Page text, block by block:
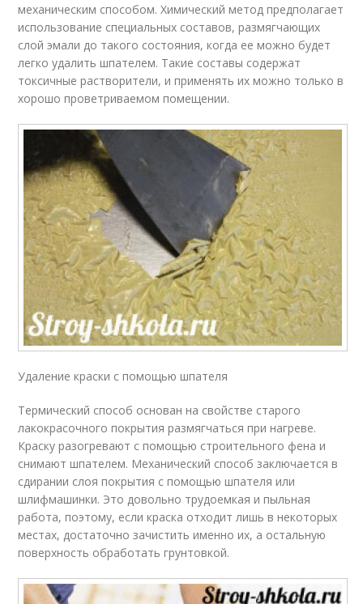
механическим способом. Химический метод предполагает
использование специальных составов, размягчающих
слой эмали до такого состояния, когда ее можно будет
легко удалить шпателем. Такие составы содержат
токсичные растворители, и применять их можно только в
хорошо проветриваемом помещении.
Удаление краски с помощью шпателя
Термический способ основан на свойстве старого
лакокрасочного покрытия размягчаться при нагреве.
Краску разогревают с помощью строительного фена и
снимают шпателем. Механический способ заключается в
сдирании слоя покрытия с помощью шпателя или
шлифмашинки. Это довольно трудоемкая и пыльная
работа, поэтому, если краска отходит лишь в некоторых
местах, достаточно зачистить именно их, а остальную
поверхность обработать грунтовкой.